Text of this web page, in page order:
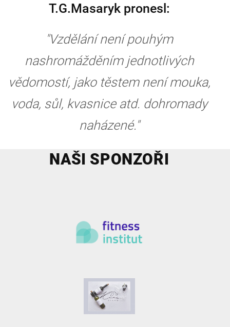
T.G.Masaryk pronesl:
"Vzdělání není pouhým
nashromážděním jednotlivých
vědomostí, jako těstem není mouka,
voda, sůl, kvasnice atd. dohromady
naházené."
NAŠI SPONZOŘI